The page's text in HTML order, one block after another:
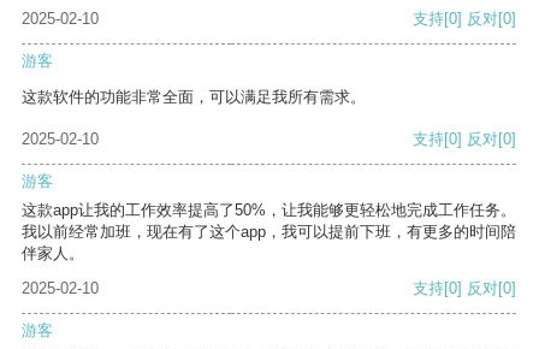
2025-02-10 支持[0] 反对[0]
游客
这款软件的功能非常全面，可以满足我所有需求。
2025-02-10 支持[0] 反对[0]
游客
这款app让我的工作效率提高了50%，让我能够更轻松地完成工作任务。
我以前经常加班，现在有了这个app，我可以提前下班，有更多的时间陪
伴家人。
2025-02-10
支持[0] 反对[0]
游客